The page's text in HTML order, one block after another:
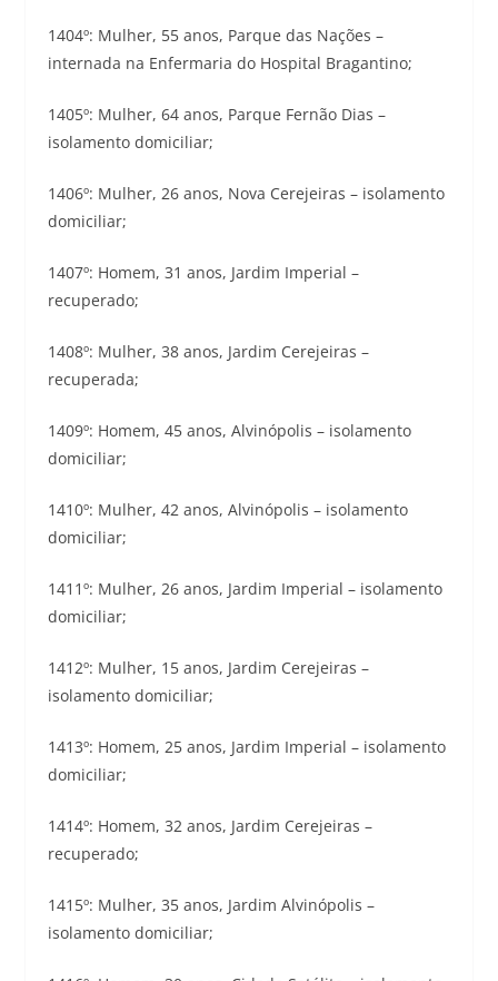
1404º: Mulher, 55 anos, Parque das Nações –
internada na Enfermaria do Hospital Bragantino;
1405º: Mulher, 64 anos, Parque Fernão Dias –
isolamento domiciliar;
1406º: Mulher, 26 anos, Nova Cerejeiras – isolamento
domiciliar;
1407º: Homem, 31 anos, Jardim Imperial –
recuperado;
1408º: Mulher, 38 anos, Jardim Cerejeiras –
recuperada;
1409º: Homem, 45 anos, Alvinópolis – isolamento
domiciliar;
1410º: Mulher, 42 anos, Alvinópolis – isolamento
domiciliar;
1411º: Mulher, 26 anos, Jardim Imperial – isolamento
domiciliar;
1412º: Mulher, 15 anos, Jardim Cerejeiras –
isolamento domiciliar;
1413º: Homem, 25 anos, Jardim Imperial – isolamento
domiciliar;
1414º: Homem, 32 anos, Jardim Cerejeiras –
recuperado;
1415º: Mulher, 35 anos, Jardim Alvinópolis –
isolamento domiciliar;